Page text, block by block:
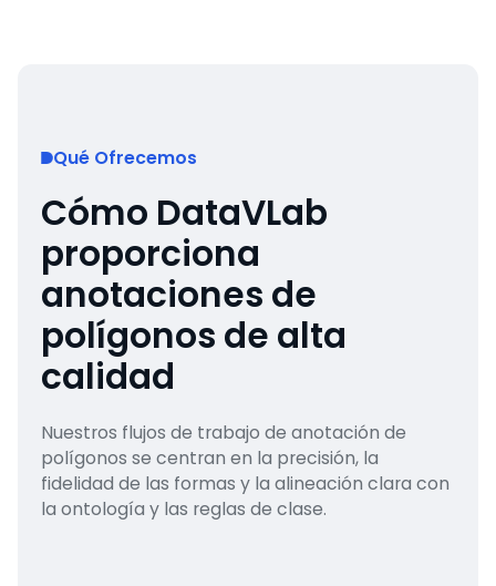
Qué Ofrecemos
Cómo DataVLab
proporciona
anotaciones de
polígonos de alta
calidad
Nuestros flujos de trabajo de anotación de
polígonos se centran en la precisión, la
fidelidad de las formas y la alineación clara con
la ontología y las reglas de clase.